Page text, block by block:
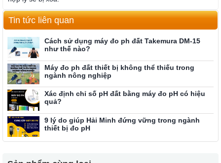
Tin tức liên quan
Cách sử dụng máy đo ph đất Takemura DM-15
như thế nào?
Máy đo ph đất thiết bị không thể thiếu trong
ngành nông nghiệp
Xác định chỉ số pH đất bằng máy đo pH có hiệu
quả?
9 lý do giúp Hải Minh đứng vững trong ngành
thiết bị đo pH